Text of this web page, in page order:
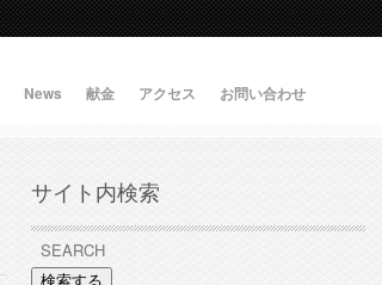
News 献金 アクセス お問い合わせ
サイト内検索
検索する